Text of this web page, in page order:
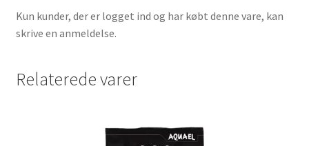
Kun kunder, der er logget ind og har købt denne vare, kan
skrive en anmeldelse.
Relaterede varer